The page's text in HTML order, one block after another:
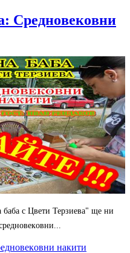
Сpeднoвeкoвни
баба с Цвети Терзиева" ще ни
нaкити